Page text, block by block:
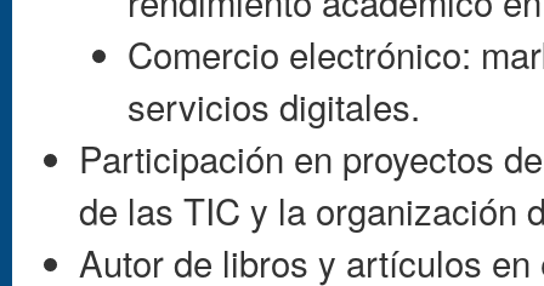
Comercio electrónico:
servicios digitales.
Participación en proyectos
de las TIC y la organización
Autor de libros y artículos